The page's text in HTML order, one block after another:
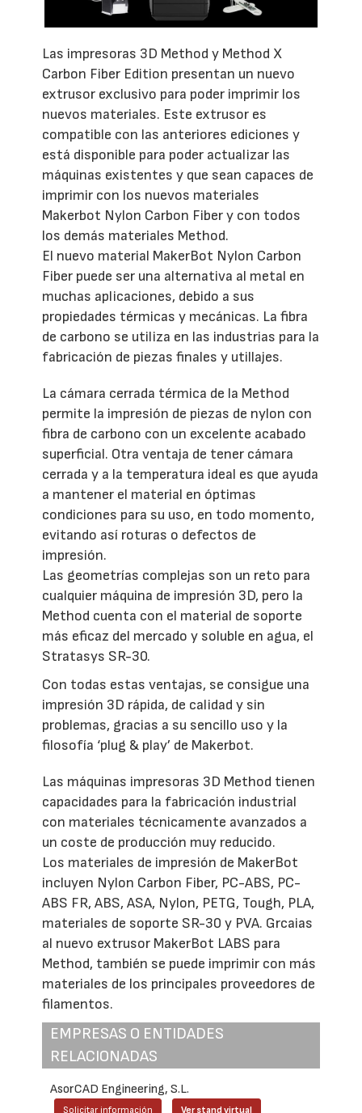
Las impresoras 3D Method y Method X
Carbon Fiber Edition presentan un nuevo
extrusor exclusivo para poder imprimir los
nuevos materiales. Este extrusor es
compatible con las anteriores ediciones y
está disponible para poder actualizar las
máquinas existentes y que sean capaces de
imprimir con los nuevos materiales
Makerbot Nylon Carbon Fiber y con todos
los demás materiales Method.
El nuevo material MakerBot Nylon Carbon
Fiber puede ser una alternativa al metal en
muchas aplicaciones, debido a sus
propiedades térmicas y mecánicas. La fibra
de carbono se utiliza en las industrias para la
fabricación de piezas finales y utillajes.
La cámara cerrada térmica de la Method
permite la impresión de piezas de nylon con
fibra de carbono con un excelente acabado
superficial. Otra ventaja de tener cámara
cerrada y a la temperatura ideal es que ayuda
a mantener el material en óptimas
condiciones para su uso, en todo momento,
evitando así roturas o defectos de
impresión.
Las geometrías complejas son un reto para
cualquier máquina de impresión 3D, pero la
Method cuenta con el material de soporte
más eficaz del mercado y soluble en agua, el
Stratasys SR-30.
Con todas estas ventajas, se consigue una
impresión 3D rápida, de calidad y sin
problemas, gracias a su sencillo uso y la
filosofía ‘plug & play’ de Makerbot.
Las máquinas impresoras 3D Method tienen
capacidades para la fabricación industrial
con materiales técnicamente avanzados a
un coste de producción muy reducido.
Los materiales de impresión de MakerBot
incluyen Nylon Carbon Fiber, PC-ABS, PC-
ABS FR, ABS, ASA, Nylon, PETG, Tough, PLA,
materiales de soporte SR-30 y PVA. Grcaias
al nuevo extrusor MakerBot LABS para
Method, también se puede imprimir con más
materiales de los principales proveedores de
filamentos.
EMPRESAS O ENTIDADES
RELACIONADAS
AsorCAD Engineering, S.L.
Solicitar información Ver stand virtual